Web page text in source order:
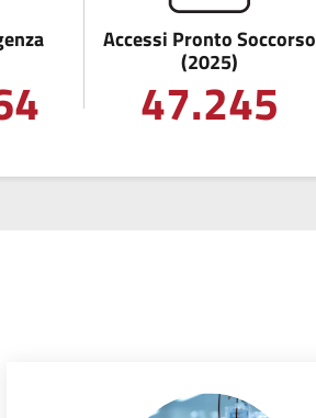
Accessi Pronto Soccorso
(2025)
47.245